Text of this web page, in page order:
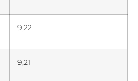
9,22
9,21